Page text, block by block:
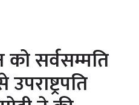
को सर्वसम्मति